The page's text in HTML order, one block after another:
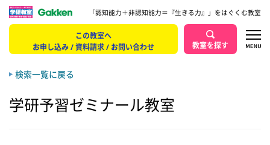
「認知能力＋非認知能力＝『生きる力』」をはぐくむ教室
この教室へ
お申し込み / 資料請求 / お問い合わせ
教室を探す
検索一覧に戻る
学研予習ゼミナール教室